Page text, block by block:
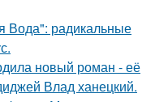
Вода": радикальные
новый роман - её
Влад ханецкий.